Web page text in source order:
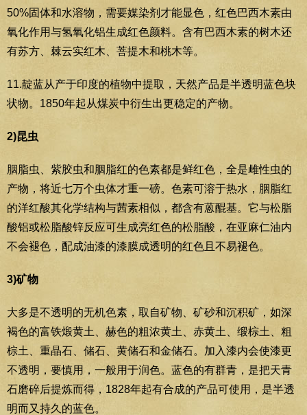
50%固体和水溶物，需要媒染剂才能显色，红色巴西木素由
氧化作用与氢氧化铝生成红色颜料。含有巴西木素的树木还
有苏方、棘云实红木、菩提木和桃木等。
11.靛蓝从产于印度的植物中提取，天然产品是半透明蓝色块
状物。1850年起从煤炭中衍生出更稳定的产物。
2)昆虫
胭脂虫、紫胶虫和胭脂红的色素都是鲜红色，全是雌性虫的
产物，将近七万个虫体才重一磅。色素可溶于热水，胭脂红
的洋红酸其化学结构与茜素相似，都含有蒽醌基。它与松脂
酸铝或松脂酸锌反应可生成亮红色的松脂酸，在亚麻仁油内
不会褪色，配成油漆的漆膜成透明的红色且不易褪色。
3)矿物
大多是不透明的无机色素，取自矿物、矿砂和沉积矿，如深
褐色的富铁煅黄土、赫色的粗浓黄土、赤黄土、缎棕土、粗
棕土、重晶石、储石、黄储石和金储石。加入漆内会使漆更
不透明，要慎用，一般用于润色。蓝色的有群青，是把天青
石磨碎后提炼而得，1828年起有合成的产品可使用，是半透
明而又持久的蓝色。